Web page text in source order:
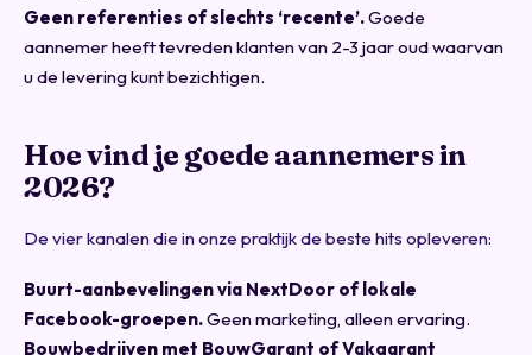
Geen referenties of slechts ‘recente’.Goede
aannemer heeft tevreden klanten van 2-3 jaar oud waarvan
u de levering kunt bezichtigen.
Hoe vind je goede aannemers in
2026?
De vier kanalen die in onze praktijk de beste hits opleveren:
Buurt-aanbevelingen via NextDoor of lokale
Facebook-groepen.Geen marketing, alleen ervaring.
Bouwbedrijven met BouwGarant of Vakgarant